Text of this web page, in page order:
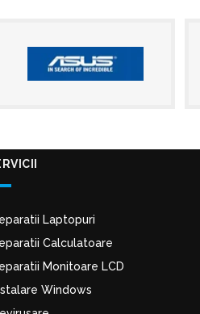
Laptopuri
Calculatoare
Monitoare LCD
Windows